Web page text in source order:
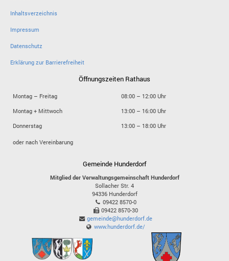
Inhaltsverzeichnis
Impressum
Datenschutz
Erklärung zur Barrierefreiheit
Öffnungszeiten Rathaus
Montag – Freitag
08:00 – 12:00 Uhr
Montag + Mittwoch
13:00 – 16:00 Uhr
Donnerstag
13:00 – 18:00 Uhr
oder nach Vereinbarung
Gemeinde Hunderdorf
Mitglied der Verwaltungsgemeinschaft Hunderdorf
Sollacher Str. 4
94336 Hunderdorf
09422 8570-0
09422 8570-30
gemeinde@hunderdorf.de
www.hunderdorf.de/